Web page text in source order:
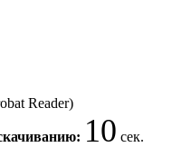
Reader)
10 сек.